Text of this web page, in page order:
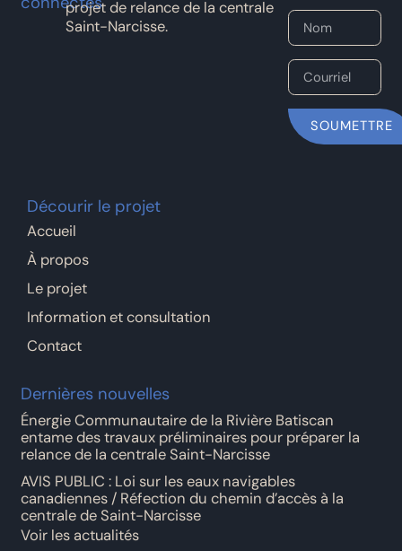
projet de relance de la centrale
Saint-Narcisse.
SOUMETTRE
Décourir le projet
Accueil
À propos
Le projet
Information et consultation
Contact
Dernières nouvelles
Énergie Communautaire de la Rivière Batiscan
entame des travaux préliminaires pour préparer la
relance de la centrale Saint-Narcisse
AVIS PUBLIC : Loi sur les eaux navigables
canadiennes / Réfection du chemin d’accès à la
centrale de Saint-Narcisse
Voir les actualités